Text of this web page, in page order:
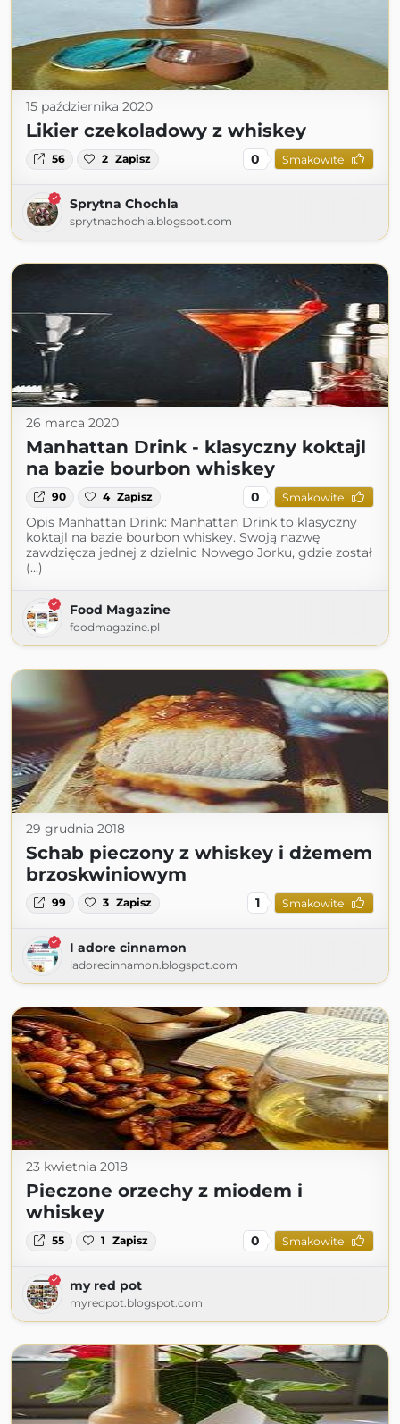
15 października 2020
Likier czekoladowy z whiskey
56 2 Zapisz 0 Smakowite
Sprytna Chochla
sprytnachochla.blogspot.com
26 marca 2020
Manhattan Drink - klasyczny koktajl
na bazie bourbon whiskey
90 4 Zapisz 0 Smakowite
Opis Manhattan Drink: Manhattan Drink to klasyczny
koktajl na bazie bourbon whiskey. Swoją nazwę
zawdzięcza jednej z dzielnic Nowego Jorku, gdzie został
(...)
Food Magazine
foodmagazine.pl
29 grudnia 2018
Schab pieczony z whiskey i dżemem
brzoskwiniowym
99 3 Zapisz 1 Smakowite
I adore cinnamon
iadorecinnamon.blogspot.com
23 kwietnia 2018
Pieczone orzechy z miodem i
whiskey
55 1 Zapisz 0 Smakowite
my red pot
myredpot.blogspot.com